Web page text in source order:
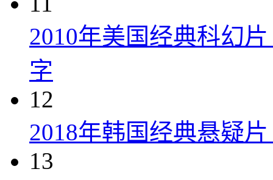
2010年美国经典科幻
字
12
2018年韩国经典悬疑
13